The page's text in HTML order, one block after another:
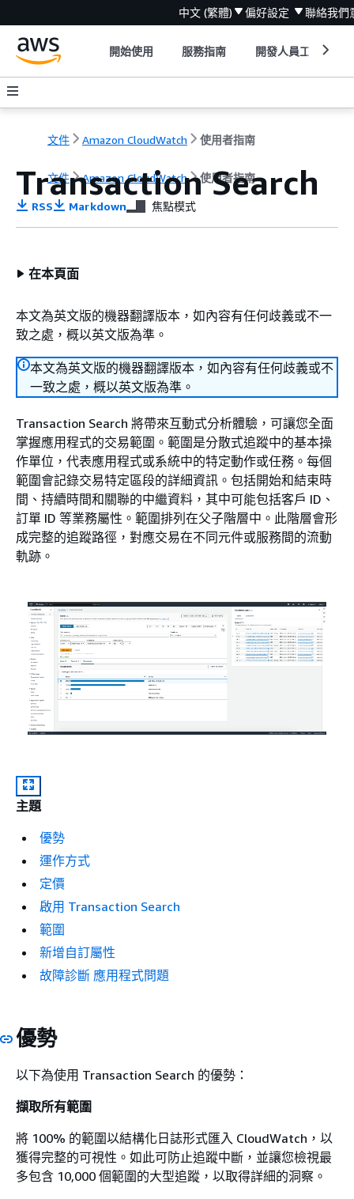
中文 (繁體) 偏好設定 聯絡我們
開始使用 服務指南 開發人員工具
文件 Amazon CloudWatch 使用者指南
文件 Amazon CloudWatch 使用者指南
Transaction Search
RSS Markdown 焦點模式
在本頁面
本文為英文版的機器翻譯版本，如內容有任何歧義或不一
致之處，概以英文版為準。
本文為英文版的機器翻譯版本，如內容有任何歧義或不
一致之處，概以英文版為準。
Transaction Search 將帶來互動式分析體驗，可讓您全面
掌握應用程式的交易範圍。範圍是分散式追蹤中的基本操
作單位，代表應用程式或系統中的特定動作或任務。每個
範圍會記錄交易特定區段的詳細資訊。包括開始和結束時
間、持續時間和關聯的中繼資料，其中可能包括客戶 ID、
訂單 ID 等業務屬性。範圍排列在父子階層中。此階層會形
成完整的追蹤路徑，對應交易在不同元件或服務間的流動
軌跡。
主題
優勢
運作方式
定價
啟用 Transaction Search
範圍
新增自訂屬性
故障診斷 應用程式問題
優勢
以下為使用 Transaction Search 的優勢：
擷取所有範圍
將 100% 的範圍以結構化日誌形式匯入 CloudWatch，以
獲得完整的可視性。如此可防止追蹤中斷，並讓您檢視最
多包含 10,000 個範圍的大型追蹤，以取得詳細的洞察。